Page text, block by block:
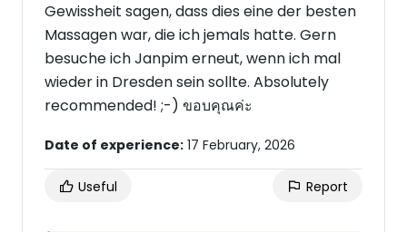
Gewissheit sagen, dass dies eine der besten
Massagen war, die ich jemals hatte. Gern
besuche ich Janpim erneut, wenn ich mal
wieder in Dresden sein sollte. Absolutely
recommended! ;-) ขอบคุณค่ะ
Date of experience: 17 February, 2026
Useful Report